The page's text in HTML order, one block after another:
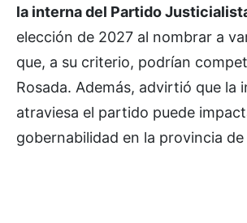
la interna del Partido
elección de 2027 al nombrar a
que, a su criterio, podrían
Rosada. Además, advirtió que la
atraviesa el partido puede
gobernabilidad en la provincia de